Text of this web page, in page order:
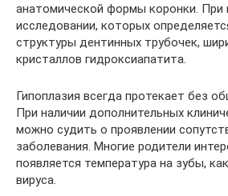
анатомической формы коронки. При
исследовании, которых
структуры дентинных трубочек,
кристаллов гидроксиапатита.
Гипоплазия всегда протекает без
При наличии дополнительных
можно судить о проявлении
заболевания. Многие родители
появляется температура на зубы,
вируса.